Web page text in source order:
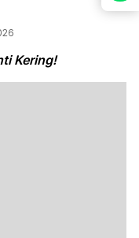
Kering!